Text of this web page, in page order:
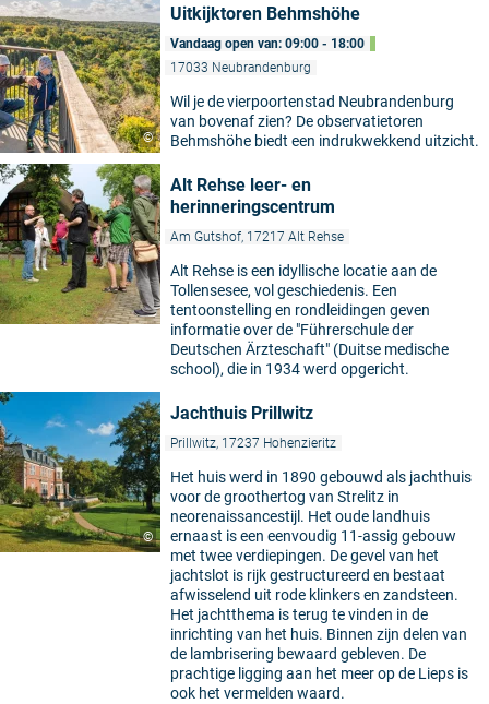
©
Uitkijktoren Behmshöhe
Vandaag open van: 09:00 - 18:00
17033 Neubrandenburg
Wil je de vierpoortenstad Neubrandenburg
van bovenaf zien? De observatietoren
Behmshöhe biedt een indrukwekkend uitzicht.
Alt Rehse leer- en
herinneringscentrum
Am Gutshof, 17217 Alt Rehse
Alt Rehse is een idyllische locatie aan de
Tollensesee, vol geschiedenis. Een
tentoonstelling en rondleidingen geven
informatie over de "Führerschule der
Deutschen Ärzteschaft" (Duitse medische
school), die in 1934 werd opgericht.
©
Jachthuis Prillwitz
Prillwitz, 17237 Hohenzieritz
Het huis werd in 1890 gebouwd als jachthuis
voor de groothertog van Strelitz in
neorenaissancestijl. Het oude landhuis
ernaast is een eenvoudig 11-assig gebouw
met twee verdiepingen. De gevel van het
jachtslot is rijk gestructureerd en bestaat
afwisselend uit rode klinkers en zandsteen.
Het jachtthema is terug te vinden in de
inrichting van het huis. Binnen zijn delen van
de lambrisering bewaard gebleven. De
prachtige ligging aan het meer op de Lieps is
ook het vermelden waard.